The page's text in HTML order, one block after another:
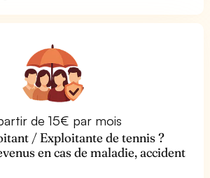
de 15€ par mois
/ Exploitante de tennis ?
en cas de maladie, accident